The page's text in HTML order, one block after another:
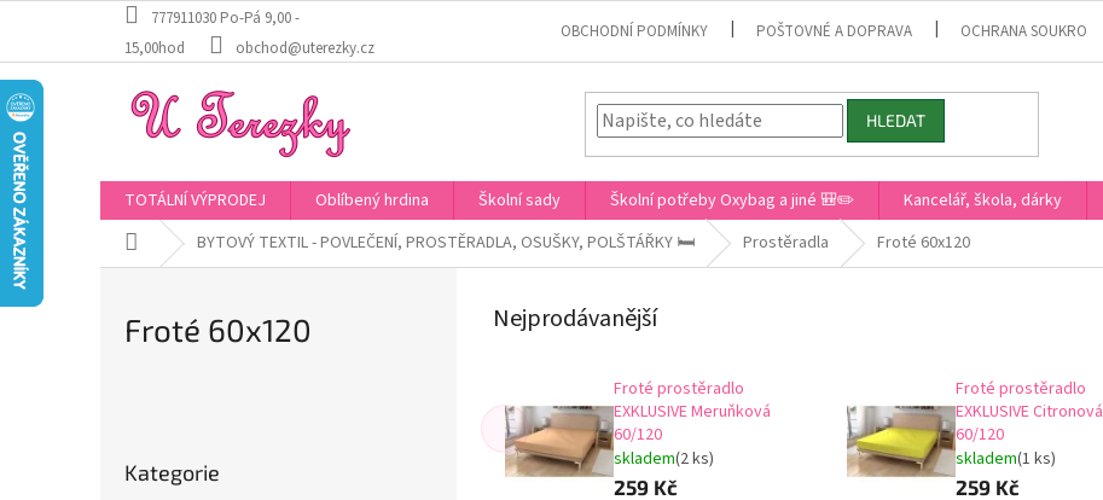
obsah
777911030 Po-Pá 9,00 -
15,00hod
obchod@uterezky.cz
OBCHODNÍ PODMÍNKY POŠTOVNÉ A DOPRAVA OCHRANA SOUKROMÍ
HLEDAT
TOTÁLNÍ VÝPRODEJ Oblíbený hrdina Školní sady Školní potřeby Oxybag a jiné 🎒✏️ Kancelář, škola, dárky
Domů BYTOVÝ TEXTIL - POVLEČENÍ, PROSTĚRADLA, OSUŠKY, POLŠTÁŘKY 🛏️ Prostěradla Froté 60x120
Froté 60x120
kategorie
Kategorie
Nejprodávanější
Froté prostěradlo
EXKLUSIVE Meruňková
60/120
skladem(2 ks)
259 Kč
Froté prostěradlo
EXKLUSIVE Citronová
60/120
skladem(1 ks)
259 Kč